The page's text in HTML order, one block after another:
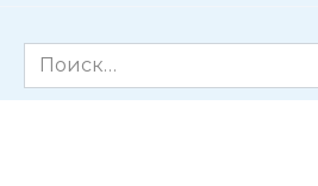
Search
for: